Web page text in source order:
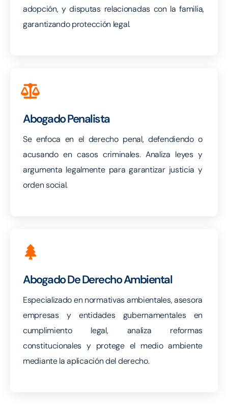
adopción, y disputas relacionadas con la familia,
garantizando protección legal.
Abogado Penalista
Se enfoca en el derecho penal, defendiendo o
acusando en casos criminales. Analiza leyes y
argumenta legalmente para garantizar justicia y
orden social.
Abogado De Derecho Ambiental
Especializado en normativas ambientales, asesora
empresas y entidades gubernamentales en
cumplimiento legal, analiza reformas
constitucionales y protege el medio ambiente
mediante la aplicación del derecho.